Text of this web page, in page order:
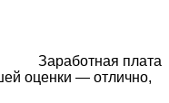
Заработная плата
оценки — отлично,